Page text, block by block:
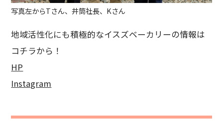
写真左からTさん、井筒社長、Kさん
地域活性化にも積極的なイスズベーカリーの情報は
コチラから！
HP
Instagram